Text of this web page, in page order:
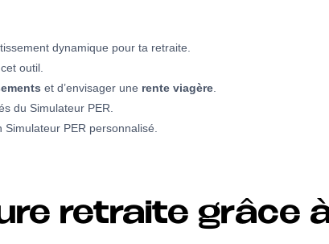
dynamique pour ta retraite.
outil.
et d’envisager une rente viagère
du Simulateur PER.
PER personnalisé.
retraite grâce